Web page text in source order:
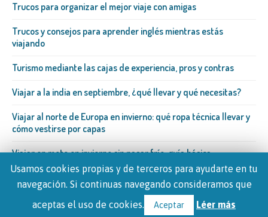
Trucos para organizar el mejor viaje con amigas
Trucos y consejos para aprender inglés mientras estás
viajando
Turismo mediante las cajas de experiencia, pros y contras
Viajar a la india en septiembre, ¿qué llevar y qué necesitas?
Viajar al norte de Europa en invierno: qué ropa técnica llevar y
cómo vestirse por capas
Viajar en moto en invierno sin pasar frío: guía básica
© 2026 - Viajerospedia.com Contacto• Política de privacidad
Usamos cookies propias y de terceros para ayudarte en tu
navegación. Si continuas navegando consideramos que
aceptas el uso de cookies.
Aceptar Léer más